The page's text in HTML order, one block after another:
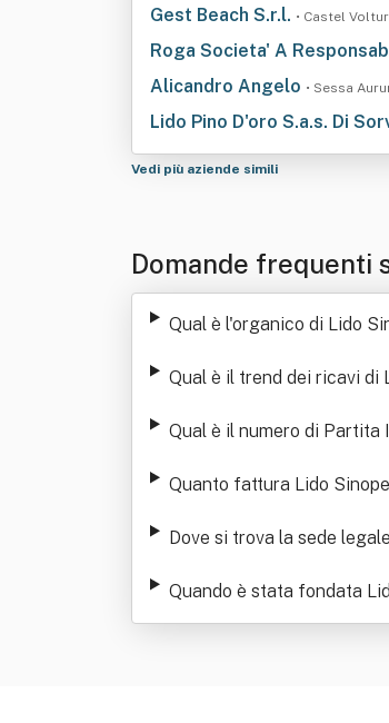
Gest Beach S.r.l. • Castel
Roga Societa' A
Alicandro Angelo • Sessa
Lido Pino D'oro S.a.s. Di
Vedi più aziende simili
Domande frequenti
Qual è l'organico di Lido
Qual è il trend dei ricavi di
Qual è il numero di Partita
Quanto fattura Lido
Dove si trova la sede
Quando è stata fondata